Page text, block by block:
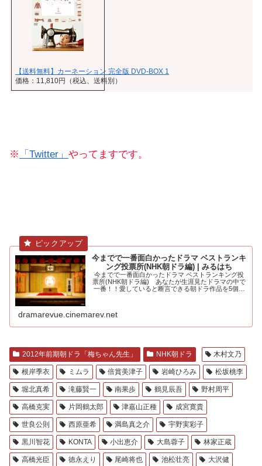
【送料無料】カーネーション 完全版 DVD-BOX 1
価格：11,810円（税込、送料別）
※ 「Twitter」 やってますです。
今までで一番面白かったドラマ ベストランキ
ング投票所(NHK朝ドラ編) | みるはち
今までで一番面白かったドラマ ベストランキング投
票所(NHK朝ドラ編) あなたが生涯見たドラマの中で
一番！！愛していると断言できる朝ドラ作品を5個選
dramarevue.cinemarev.net
2012年前期朝ドラ「梅ちゃん先生」 NHK朝ドラ 木村文乃
根岸季衣 ミムラ 倍賞美津子 岩崎ひろみ 松坂桃李
堀北真希 滝藤賢一 南果歩 鶴見辰吾 野村周平
高橋克実 片岡鶴太郎 津嘉山正種 成宮寛貴
世良公則 西原亜希 満島真之介 宇野実彩子
黒川智花 KONTA 小出恵介 大島蓉子 林家正蔵
高橋光臣 徳永えり 尾崎将也 池松壮亮 大沢健